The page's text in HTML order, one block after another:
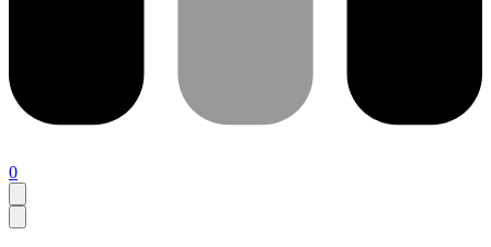
0